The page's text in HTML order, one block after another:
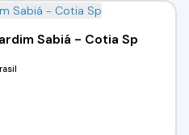
Sabiá - Cotia Sp